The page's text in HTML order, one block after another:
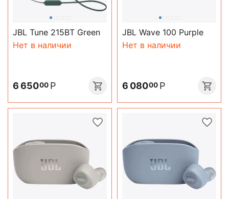
JBL Tune 215BT Green
Нет в наличии
6 65000 Р
JBL Wave 100 Purple
Нет в наличии
6 08000 Р